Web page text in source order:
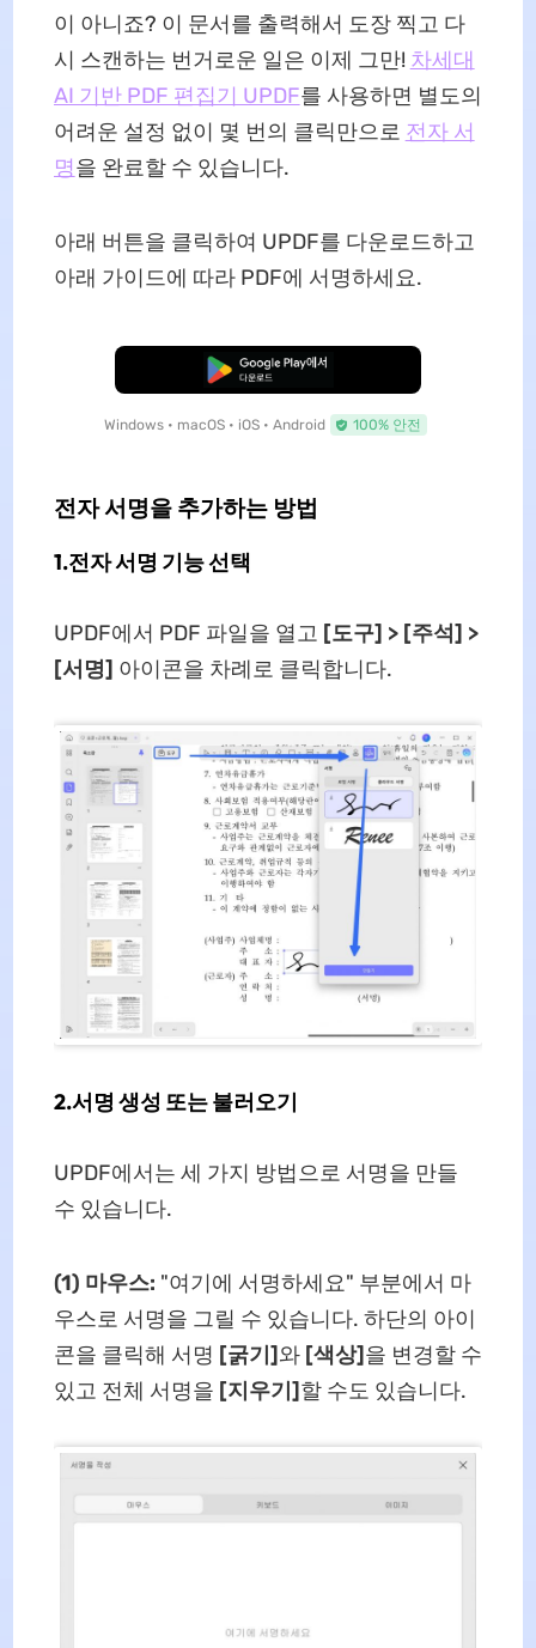
이 아니죠? 이 문서를 출력해서 도장 찍고 다
시 스캔하는 번거로운 일은 이제 그만! 차세대
AI 기반 PDF 편집기 UPDF를 사용하면 별도의
어려운 설정 없이 몇 번의 클릭만으로 전자 서
명을 완료할 수 있습니다.
아래 버튼을 클릭하여 UPDF를 다운로드하고
아래 가이드에 따라 PDF에 서명하세요.
무료로 다운로드
Windows • macOS • iOS • Android 100% 안전
전자 서명을 추가하는 방법
1.전자 서명 기능 선택
UPDF에서 PDF 파일을 열고 [도구] > [주석] >
[서명] 아이콘을 차례로 클릭합니다.
2.서명 생성 또는 불러오기
UPDF에서는 세 가지 방법으로 서명을 만들
수 있습니다.
(1) 마우스: "여기에 서명하세요" 부분에서 마
우스로 서명을 그릴 수 있습니다. 하단의 아이
콘을 클릭해 서명 [굵기]와 [색상]을 변경할 수
있고 전체 서명을 [지우기]할 수도 있습니다.